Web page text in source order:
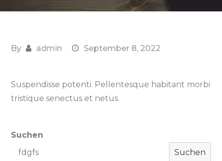
By admin September 8, 2022
Suspendisse potenti. Pellentesque habitant morbi
tristique senectus et netus.
Suchen
Suchen